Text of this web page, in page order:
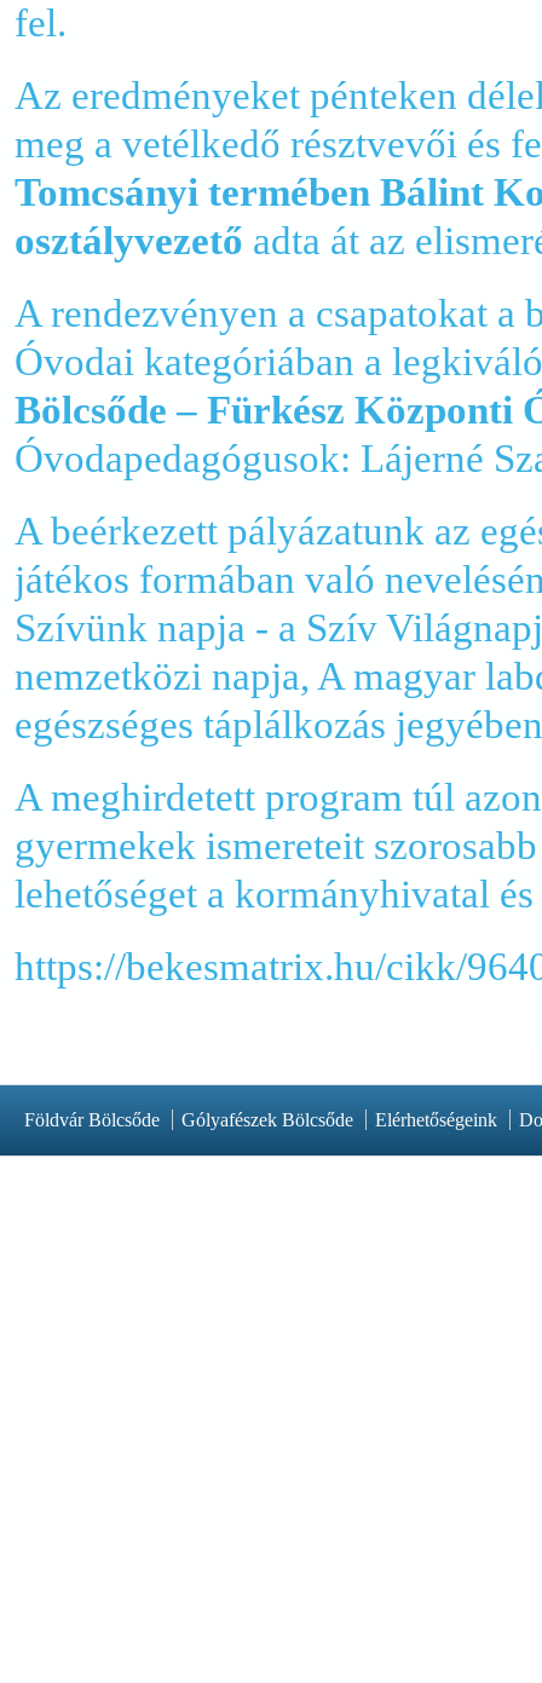
fel.
Az eredményeket pénteken
meg a vetélkedő résztvevői és
Tomcsányi termében Bálint
osztályvezető adta át az
A rendezvényen a csapatokat
Óvodai kategóriában a
Bölcsőde – Fürkész Központi
Óvodapedagógusok: Lájerné
A beérkezett pályázatunk az
játékos formában való
Szívünk napja - a Szív
nemzetközi napja, A magyar
egészséges táplálkozás
A meghirdetett program túl
gyermekek ismereteit
lehetőséget a kormányhivatal
https://bekesmatrix.hu/cikk/
Földvár Bölcsőde Gólyafészek Bölcsőde Elérhetőségeink